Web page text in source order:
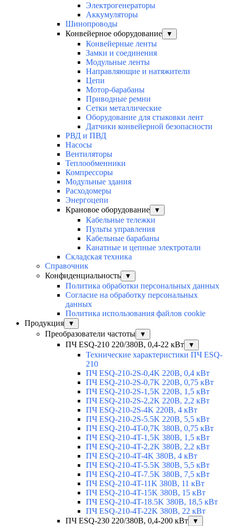
Электрогенераторы
Аккумуляторы
Шинопроводы
Конвейерное оборудование
▼
Конвейерные ленты
Замки и соединения
Модульные ленты
Направляющие и натяжители
Цепи
Мотор-барабаны
Приводные ремни
Сетки металлические
Оборудование для стыковки лент
Датчики конвейерной безопасности
РВД и ПВД
Насосы
Вентиляторы
Теплообменники
Компрессоры
Модульные здания
Расходомеры
Энергоцепи
Крановое оборудование
▼
Кабельные тележки
Пульты управления
Кабельные барабаны
Канатные и цепные электротали
Складская техника
Справочник
Конфиденциальность
▼
Политика обработки персональных данных
Согласие на обработку персональных
данных
Политика использования файлов cookie
Продукция
▼
Преобразователи частоты ▼
ПЧ ESQ-210 220/380В, 0,4-22 кВт ▼
Технические характеристики ПЧ ESQ-
210
ПЧ ESQ-210-2S-0,4K 220В, 0,4 кВт
ПЧ ESQ-210-2S-0,7K 220В, 0,75 кВт
ПЧ ESQ-210-2S-1,5K 220В, 1,5 кВт
ПЧ ESQ-210-2S-2,2K 220В, 2,2 кВт
ПЧ ESQ-210-2S-4K 220В, 4 кВт
ПЧ ESQ-210-2S-5.5K 220В, 5,5 кВт
ПЧ ESQ-210-4T-0,7K 380В, 0,75 кВт
ПЧ ESQ-210-4T-1,5K 380В, 1,5 кВт
ПЧ ESQ-210-4T-2,2K 380В, 2,2 кВт
ПЧ ESQ-210-4T-4K 380В, 4 кВт
ПЧ ESQ-210-4T-5.5K 380В, 5,5 кВт
ПЧ ESQ-210-4T-7.5K 380В, 7,5 кВт
ПЧ ESQ-210-4T-11K 380В, 11 кВт
ПЧ ESQ-210-4T-15K 380В, 15 кВт
ПЧ ESQ-210-4T-18.5K 380В, 18,5 кВт
ПЧ ESQ-210-4T-22K 380В, 22 кВт
ПЧ ESQ-230 220/380В, 0,4-200 кВт
▼